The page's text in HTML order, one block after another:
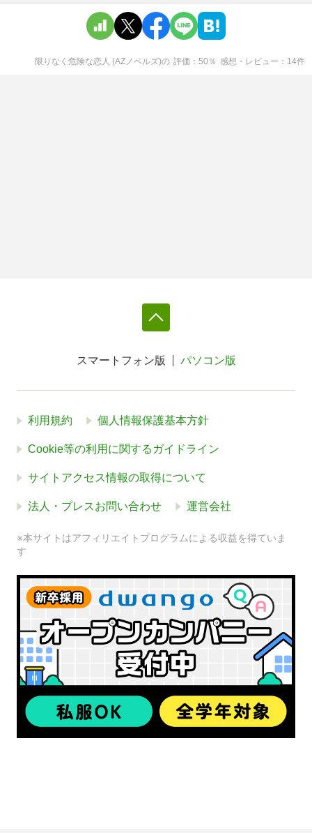
限りなく危険な恋人 (AZノベルズ)の 評価 50 ％ 感想・レビュー 14件
スマートフォン版 パソコン版
利用規約 個人情報保護基本方針
Cookie等の利用に関するガイドライン
サイトアクセス情報の取得について
法人・プレスお問い合わせ 運営会社
※本サイトはアフィリエイトプログラムによる収益を得ていま
す